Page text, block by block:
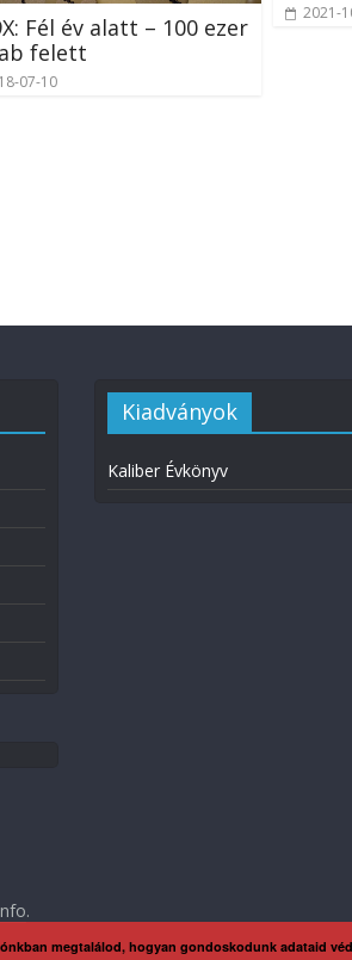
Fél év alatt – 100 ezer
felett
07-10
2021-
Kiadványok
Kaliber Évkönyv
.
megtalálod, hogyan gondoskodunk adataid